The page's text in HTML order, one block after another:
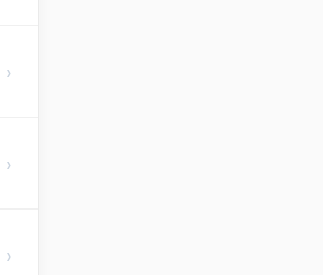
›
›
›